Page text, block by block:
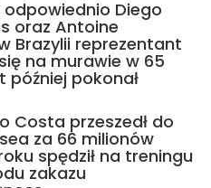
odpowiednio Diego
oraz Antoine
Brazylii reprezentant
na murawie w 65
później pokonał
Costa przeszedł do
za 66 milionów
spędził na treningu
zakazu